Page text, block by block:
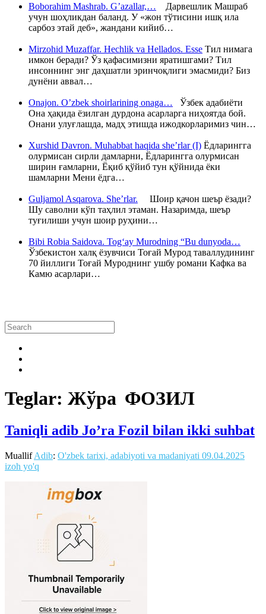
Boborahim Mashrab. G’azallar,… Дарвешлик Машраб
учун шоҳликдан баланд. У «жон тўтисини ишқ ила
сарбоз этай деб», жандани кийиб…
Mirzohid Muzaffar. Hechlik va Hellados. Esse Тил нимага
имкон беради? Ўз қафасимизни яратишгами? Тил
инсоннинг энг даҳшатли эринчоқлиги эмасмиди? Биз
дунёни аввал…
Onajon. O’zbek shoirlarining onaga… Ўзбек адабиёти
Она ҳақида ёзилган дурдона асарларга ниҳоятда бой.
Онани улуғлашда, мадҳ этишда ижодкорларимиз чин…
Xurshid Davron. Muhabbat haqida she’rlar (I) Ёдларингга
олурмисан сирли дамларни, Ёдларингга олурмисан
ширин ғамларни, Ёқиб қўйиб тун қўйнида ёки
шамларни Мени ёдга…
Guljamol Asqarova. She’rlar. Шоир қачон шеър ёзади?
Шу саволни кўп таҳлил этаман. Назаримда, шеър
туғилиши учун шоир руҳини…
Bibi Robia Saidova. Tog‘ay Murodning “Bu dunyoda…
Ўзбекистон халқ ёзувчиси Тоғай Мурод таваллудининг
70 йиллиги Тоғай Муроднинг ушбу романи Кафка ва
Камю асарлари…
Teglar: Жўра ФОЗИЛ
Taniqli adib Jo’ra Fozil bilan ikki suhbat
MuallifAdib: O'zbek tarixi, adabiyoti va madaniyati 09.04.2025
izoh yo'q